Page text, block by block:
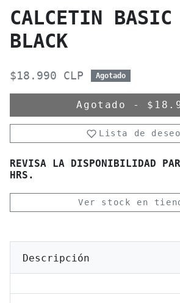
CALCETIN BASIC
BLACK
$18.990 CLP Agotado
Agotado -
Lista de
REVISA LA DISPONIBILIDAD
HRS.
Ver stock en
Descripción